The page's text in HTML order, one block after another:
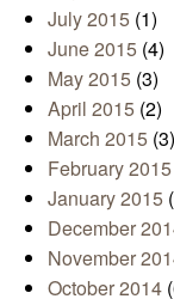
July 2015 (1)
June 2015 (4)
May 2015 (3)
April 2015 (2)
March 2015 (3)
February 2015
January 2015
December
November
October 2014